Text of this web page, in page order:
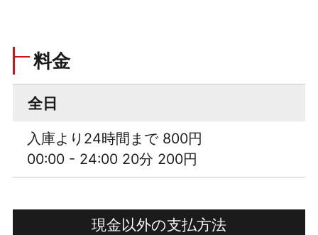
料金
全日
入庫より24時間まで 800円
00:00 - 24:00 20分 200円
現金以外の支払方法